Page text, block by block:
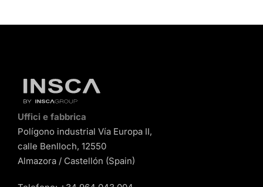
Uffici e fabbrica
Polígono industrial Vía Europa II,
calle Benlloch, 12550
Almazora / Castellón (Spain)